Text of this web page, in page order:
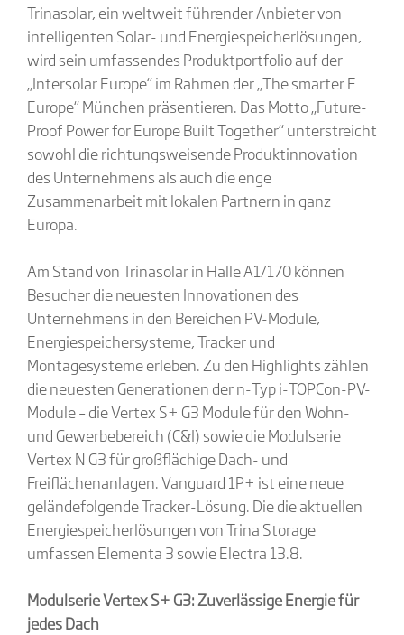
Trinasolar, ein weltweit führender Anbieter von
intelligenten Solar- und Energiespeicherlösungen,
wird sein umfassendes Produktportfolio auf der
„Intersolar Europe“ im Rahmen der „The smarter E
Europe“ München präsentieren. Das Motto „Future-
Proof Power for Europe Built Together“ unterstreicht
sowohl die richtungsweisende Produktinnovation
des Unternehmens als auch die enge
Zusammenarbeit mit lokalen Partnern in ganz
Europa.
Am Stand von Trinasolar in Halle A1/170 können
Besucher die neuesten Innovationen des
Unternehmens in den Bereichen PV-Module,
Energiespeichersysteme, Tracker und
Montagesysteme erleben. Zu den Highlights zählen
die neuesten Generationen der n-Typ i-TOPCon-PV-
Module – die Vertex S+ G3 Module für den Wohn-
und Gewerbebereich (C&I) sowie die Modulserie
Vertex N G3 für großflächige Dach- und
Freiflächenanlagen. Vanguard 1P+ ist eine neue
geländefolgende Tracker-Lösung. Die die aktuellen
Energiespeicherlösungen von Trina Storage
umfassen Elementa 3 sowie Electra 13.8.
Modulserie Vertex S+ G3: Zuverlässige Energie für
jedes Dach